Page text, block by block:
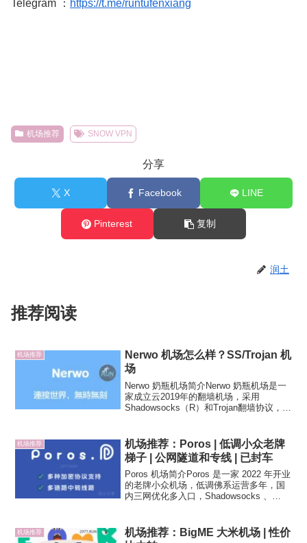
Telegram ： https://t.me/runtufenxiang
机场推荐 SNOW VPN
分享
X Facebook LINE
Pinterest 复制
润土
推荐阅读
机场推荐
Nerwo 机场怎么样？SS/Trojan 机
场
Nerwo 奶瓶机场简介Nerwo 奶瓶机场是一
家成立云2019年的翻墙机场，采用
Shadowsocks（R）和Trojan翻墙协议，线
锁哪些流媒体，直观的显示，不需...
机场推荐
机场推荐：Poros | 低调小众老牌
梯子 | 公网隧道和专线 | 已封车
Poros 机场简介Poros 是一家 2022 年开业
的老牌小众机场，低调佛系运营多年，国
内三网优化多入口，Shadowsocks 、
普遍高倍率。...
机场推荐
机场推荐：BigME 大米机场 | 性价